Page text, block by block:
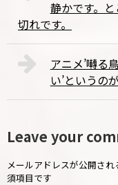
静かです。
切れです。
アニメ’囀る
い’というの
Leave your
メールアドレスが公開され
須項目です